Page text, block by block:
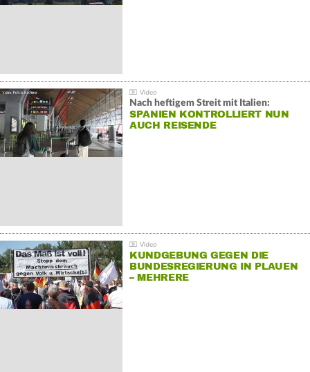
Nach heftigem Streit mit Italien:
SPANIEN KONTROLLIERT NUN
AUCH REISENDE
KUNDGEBUNG GEGEN DIE
BUNDESREGIERUNG IN PLAUEN
– MEHRERE